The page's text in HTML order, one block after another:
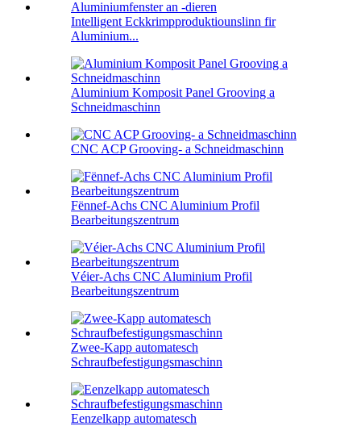
Intelligent Eckkrimpproduktiounslinn fir
Aluminium...
Aluminium Komposit Panel Grooving a
Schneidmaschinn
CNC ACP Grooving- a Schneidmaschinn
Fënnef-Achs CNC Aluminium Profil
Bearbeitungszentrum
Véier-Achs CNC Aluminium Profil
Bearbeitungszentrum
Zwee-Kapp automatesch
Schraufbefestigungsmaschinn
Eenzelkapp automatesch